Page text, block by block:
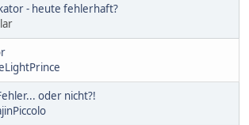
- heute fehlerhaft?
oder nicht?!